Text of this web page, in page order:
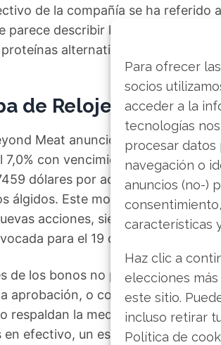
Para ofrecer
socios
acceder a la
tecnologías
procesar
navegación o
anuncios (no-)
características
Haz clic a
elecciones
este sitio.
incluso retirar
Política de
de la compañía se ha referido
parece describir la profunda
alternativas.
de Relojería de los
Meat anunció los términos
7,0% con vencimiento en 2030. El
dólares por acción, una
álgidos. Este movimiento podría
acciones, siempre que los
para el 19 de noviembre.
de los bonos no podrán ejercer
aprobación, o como muy tarde,
respaldan la medida, la empresa
en efectivo, un escenario que